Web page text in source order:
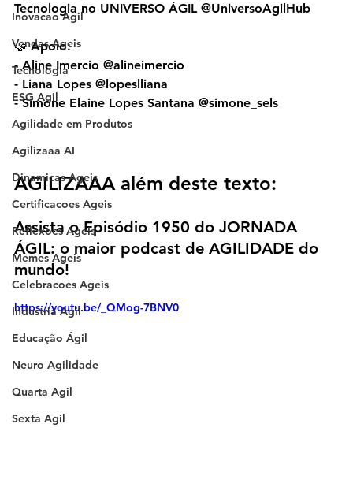
Inovacao Agil
Vendas Ageis
Tecnologia
ESG Agil
Agilidade em Produtos
Agilizaaa AI
Dinamicas Ageis
Certificacoes Ageis
Reflexoes Ageis
Memes Ageis
Celebracoes Ageis
Industria Agil
Educação Ágil
Neuro Agilidade
Quarta Agil
Sexta Agil
Tecnologia no UNIVERSO ÁGIL @UniversoAgilHub
🤝 Apoio:
- Aline Imercio @alineimercio
- Liana Lopes @lopeslliana
- Simone Elaine Lopes Santana @simone_sels
AGILIZAAA além deste texto:
Assista o Episódio 1950 do JORNADA
ÁGIL: o maior podcast de AGILIDADE do
mundo!
https://youtu.be/_QMog-7BNV0